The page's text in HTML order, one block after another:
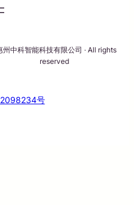
州中科智能科技有限公司 · All rights
reserved
号